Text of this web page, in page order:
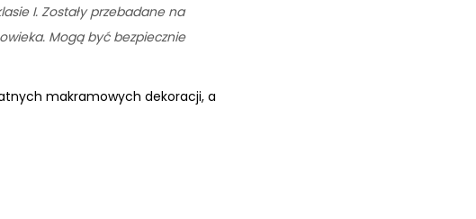
I. Zostały przebadane na
Mogą być bezpiecznie
makramowych dekoracji, a